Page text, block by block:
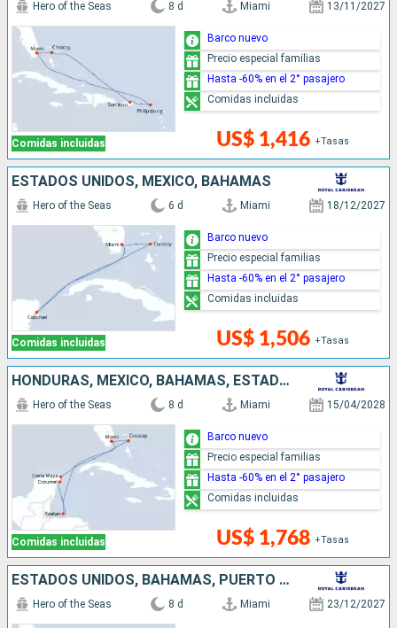
Comidas incluidas
Hero of the Seas 8 d Miami 13/11/2027
US$ 1,416 +Tasas
Barco nuevo
Precio especial familias
Hasta -60% en el 2° pasajero
Comidas incluidas
ESTADOS UNIDOS, MÉXICO, BAHAMAS
Comidas incluidas
Hero of the Seas 6 d Miami 18/12/2027
US$ 1,506 +Tasas
Barco nuevo
Precio especial familias
Hasta -60% en el 2° pasajero
Comidas incluidas
HONDURAS, MÉXICO, BAHAMAS, ESTADOS UNIDOS
Comidas incluidas
Hero of the Seas 8 d Miami 15/04/2028
US$ 1,768 +Tasas
Barco nuevo
Precio especial familias
Hasta -60% en el 2° pasajero
Comidas incluidas
ESTADOS UNIDOS, BAHAMAS, PUERTO RICO
Hero of the Seas 8 d Miami 23/12/2027